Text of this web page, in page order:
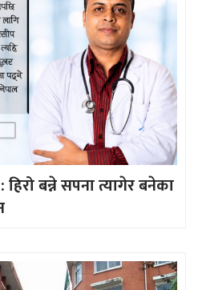
बन्ने सपना त्यागेर बनेका